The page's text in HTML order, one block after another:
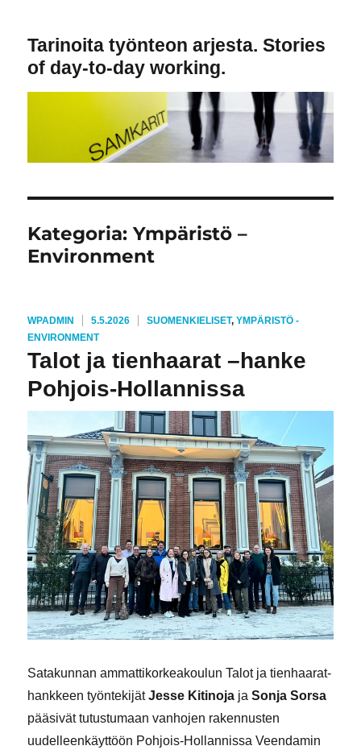
Tarinoita työnteon arjesta. Stories
of day-to-day working.
Kategoria:Ympäristö –
Environment
KIRJOITTAJA
WPADMIN JULKAISTU
5.5.2026 KATEGORIAT
SUOMENKIELISET,YMPÄRISTÖ -
ENVIRONMENT
Talot ja tienhaarat –hanke
Pohjois-Hollannissa
Satakunnan ammattikorkeakoulun Talot ja tienhaarat-
hankkeen työntekijätJesse Kitinoja jaSonja Sorsa
pääsivät tutustumaan vanhojen rakennusten
uudelleenkäyttöön Pohjois-Hollannissa Veendamin